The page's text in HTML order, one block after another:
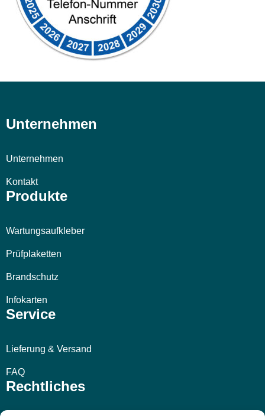
Unternehmen
Unternehmen
Kontakt
Produkte
Wartungsaufkleber
Prüfplaketten
Brandschutz
Infokarten
Service
Lieferung & Versand
FAQ
Rechtliches